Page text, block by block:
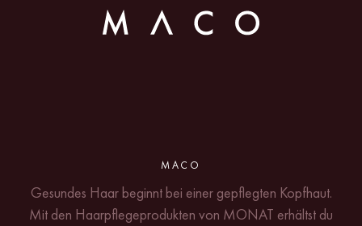
MACO
Gesundes Haar beginnt bei einer gepflegten Kopfhaut.
Mit den Haarpflegeprodukten von MONAT erhältst du